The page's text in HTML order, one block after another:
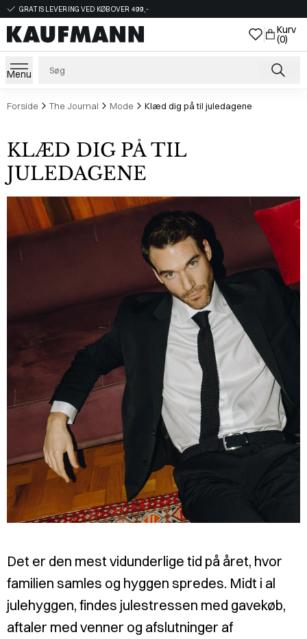
GRATIS LEVERING VED KØB OVER 499,-
Kurv
(0)
Menu
Forside The Journal Mode Klæd dig på til juledagene
KLÆD DIG PÅ TIL
JULEDAGENE
Det er den mest vidunderlige tid på året, hvor
familien samles og hyggen spredes. Midt i al
julehyggen, findes julestressen med gavekøb,
aftaler med venner og afslutninger af